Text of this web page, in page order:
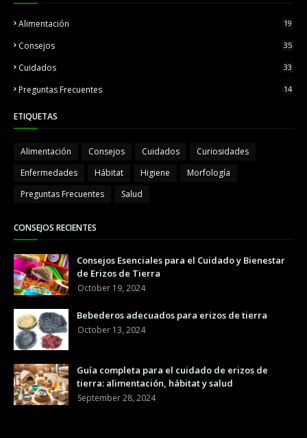
Alimentación 19
Consejos 35
Cuidados 33
Preguntas Frecuentes 14
ETIQUETAS
Alimentación Consejos Cuidados
Curiosidades
Enfermedades
Hábitat Higiene
Morfología
Preguntas Frecuentes
Salud
CONSEJOS RECIENTES
Consejos Esenciales para el Cuidado y Bienestar
de Erizos de Tierra
October 19, 2024
Bebederos adecuados para erizos de tierra
October 13, 2024
Guía completa para el cuidado de erizos de
tierra: alimentación, hábitat y salud
September 28, 2024